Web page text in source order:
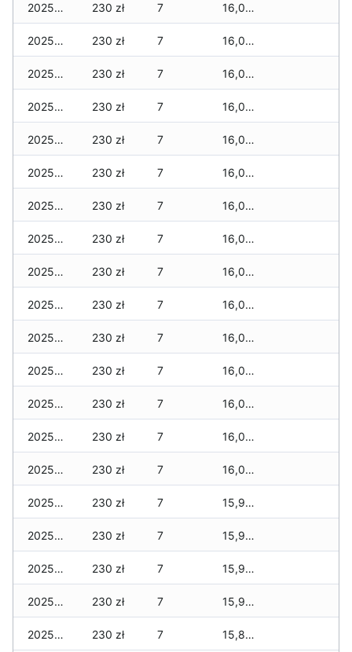
2025-12-08 230 zł 7 16,010 zł
2025-12-07 230 zł 7 16,010 zł
2025-12-06 230 zł 7 16,000 zł
2025-12-05 230 zł 7 16,000 zł
2025-12-04 230 zł 7 16,000 zł
2025-12-03 230 zł 7 16,000 zł
2025-12-02 230 zł 7 16,000 zł
2025-12-01 230 zł 7 16,000 zł
2025-11-30 230 zł 7 16,000 zł
2025-11-29 230 zł 7 16,000 zł
2025-11-28 230 zł 7 16,000 zł
2025-11-27 230 zł 7 16,000 zł
2025-11-26 230 zł 7 16,000 zł
2025-11-25 230 zł 7 16,000 zł
2025-11-24 230 zł 7 16,000 zł
2025-11-23 230 zł 7 15,900 zł
2025-11-22 230 zł 7 15,900 zł
2025-11-21 230 zł 7 15,900 zł
2025-11-20 230 zł 7 15,900 zł
2025-11-19 230 zł 7 15,850 zł